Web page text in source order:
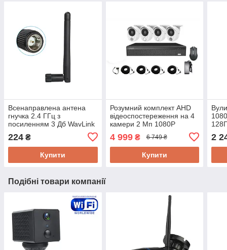
Всенаправлена антена
гнучка 2.4 ГГц з
посиленням 3 Дб WavLink
SMA3F для бездротових
камер і Wi-fi пристроїв
224 ₴
Купити
Розумний комплект AHD
відеоспостереження на 4
камери 2 Мп 1080P
4 999₴ 6 749 ₴
Купити
2
Подібні товари компанії